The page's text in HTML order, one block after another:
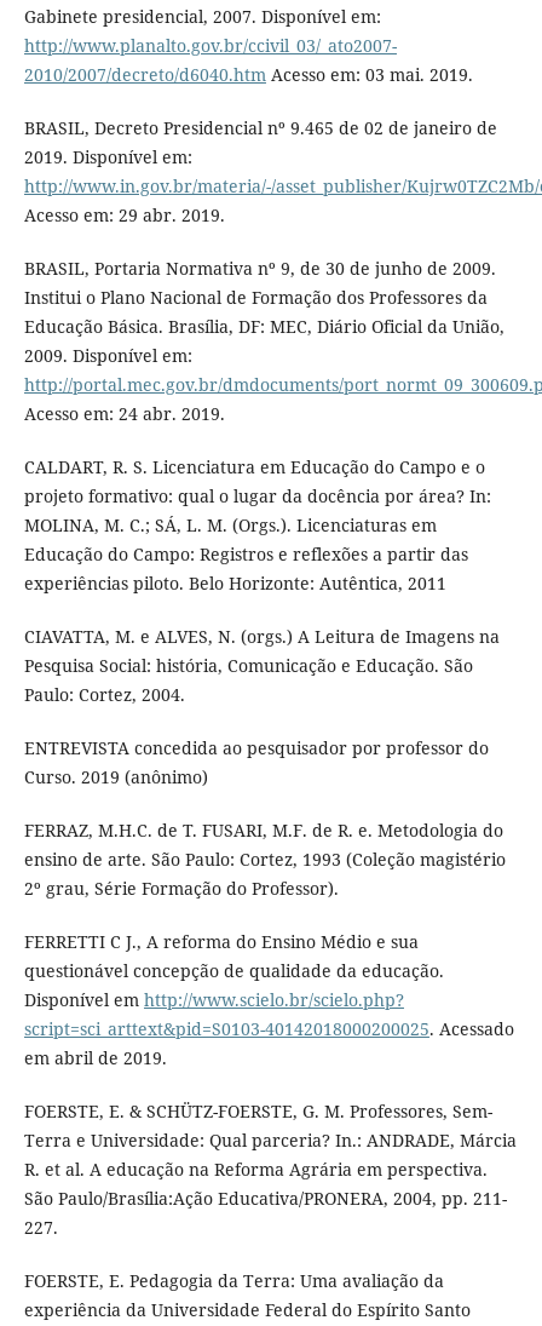
Gabinete presidencial, 2007. Disponível em:
http://www.planalto.gov.br/ccivil_03/_ato2007-
2010/2007/decreto/d6040.htmAcesso em: 03 mai. 2019.
BRASIL, Decreto Presidencial nº 9.465 de 02 de janeiro de
2019. Disponível em:
http://www.in.gov.br/materia/-/asset_publisher/
Acesso em: 29 abr. 2019.
BRASIL, Portaria Normativa nº 9, de 30 de junho de 2009.
Institui o Plano Nacional de Formação dos Professores da
Educação Básica. Brasília, DF: MEC, Diário Oficial da União,
2009. Disponível em:
http://portal.mec.gov.br/dmdocuments/
Acesso em: 24 abr. 2019.
CALDART, R. S. Licenciatura em Educação do Campo e o
projeto formativo: qual o lugar da docência por área? In:
MOLINA, M. C.; SÁ, L. M. (Orgs.). Licenciaturas em
Educação do Campo: Registros e reflexões a partir das
experiências piloto. Belo Horizonte: Autêntica, 2011
CIAVATTA, M. e ALVES, N. (orgs.) A Leitura de Imagens na
Pesquisa Social: história, Comunicação e Educação. São
Paulo: Cortez, 2004.
ENTREVISTA concedida ao pesquisador por professor do
Curso. 2019 (anônimo)
FERRAZ, M.H.C. de T. FUSARI, M.F. de R. e. Metodologia do
ensino de arte. São Paulo: Cortez, 1993 (Coleção magistério
2º grau, Série Formação do Professor).
FERRETTI C J., A reforma do Ensino Médio e sua
questionável concepção de qualidade da educação.
Disponível em http://www.scielo.br/scielo.php?
script=sci_arttext&pid=S0103-40142018000200025. Acessado
em abril de 2019.
FOERSTE, E. & SCHÜTZ-FOERSTE, G. M. Professores, Sem-
Terra e Universidade: Qual parceria? In.: ANDRADE, Márcia
R. et al. A educação na Reforma Agrária em perspectiva.
São Paulo/Brasília:Ação Educativa/PRONERA, 2004, pp. 211-
227.
FOERSTE, E. Pedagogia da Terra: Uma avaliação da
experiência da Universidade Federal do Espírito Santo